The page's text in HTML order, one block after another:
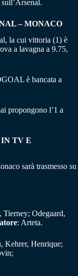
– MONACO
la cui vittoria (1) è
a lavagna a 9.75,
è bancata a
propongono l’1 a
TV E
sarà trasmesso su
Odegaard,
: Arteta.
Kehrer, Henrique;